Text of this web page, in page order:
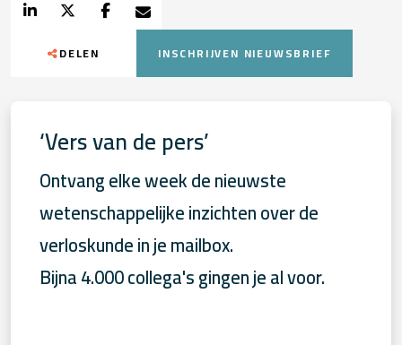
DELEN INSCHRIJVEN NIEUWSBRIEF
‘Vers van de pers’
Ontvang elke week de nieuwste
wetenschappelijke inzichten over de
verloskunde in je mailbox.
Bijna 4.000 collega's gingen je al voor.